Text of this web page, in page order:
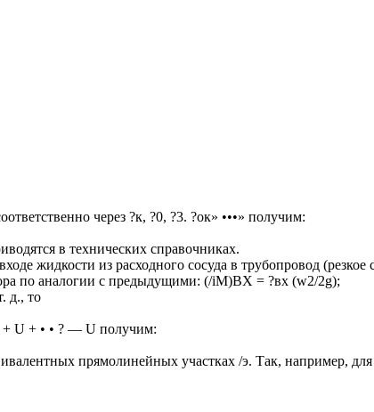
через ?к, ?0, ?3. ?ок» •••» получим:
в технических справочниках.
жидкости из расходного сосуда в трубопровод
по аналогии с предыдущими: (/iM)BX = ?вх (w2/2g);
д., то
+ U + • • ? — U получим:
прямолинейных участках /э. Так, например,